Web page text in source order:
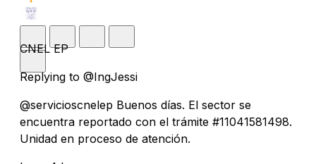
CNEL EP
Replying to @IngJessi
@servicioscnelep Buenos días. El sector se
encuentra reportado con el trámite #11041581498.
Unidad en proceso de atención.